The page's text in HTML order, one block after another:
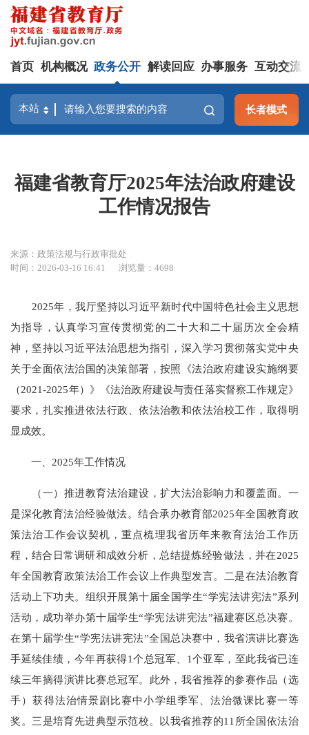
首页 机构概况 政务公开 解读回应 办事服务 互动交流
长者模式
福建省教育厅2025年法治政府建设
工作情况报告
来源：政策法规与行政审批处
时间：2026-03-16 16:41
浏览量：4698
2025年，我厅坚持以习近平新时代中国特色社会主义思想
为指导，认真学习宣传贯彻党的二十大和二十届历次全会精
神，坚持以习近平法治思想为指引，深入学习贯彻落实党中央
关于全面依法治国的决策部署，按照《法治政府建设实施纲要
（2021-2025年）》《法治政府建设与责任落实督察工作规定》
要求，扎实推进依法行政、依法治教和依法治校工作，取得明
显成效。
一、2025年工作情况
（一）推进教育法治建设，扩大法治影响力和覆盖面。一
是深化教育法治经验做法。结合承办教育部2025年全国教育政
策法治工作会议契机，重点梳理我省历年来教育法治工作历
程，结合日常调研和成效分析，总结提炼经验做法，并在2025
年全国教育政策法治工作会议上作典型发言。二是在法治教育
活动上下功夫。组织开展第十届全国学生“学宪法讲宪法”系列
活动，成功举办第十届学生“学宪法讲宪法”福建赛区总决赛。
在第十届学生“学宪法讲宪法”全国总决赛中，我省演讲比赛选
手延续佳绩，今年再获得1个总冠军、1个亚军，至此我省已连
续三年摘得演讲比赛总冠军。此外，我省推荐的参赛作品（选
手）获得法治情景剧比赛中小学组季军、法治微课比赛一等
奖。三是培育先进典型示范校。以我省推荐的11所全国依法治